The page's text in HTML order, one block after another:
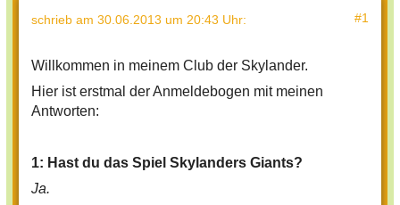
schrieb am 30.06.2013 um 20:43 Uhr: #1
Willkommen in meinem Club der Skylander.
Hier ist erstmal der Anmeldebogen mit meinen
Antworten:
1: Hast du das Spiel Skylanders Giants?
Ja.